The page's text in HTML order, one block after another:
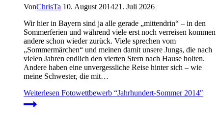
VonChrisTa 10. August 201421. Juli 2026
Wir hier in Bayern sind ja alle gerade „mittendrin“ – in den
Sommerferien und während viele erst noch verreisen kommen
andere schon wieder zurück. Viele sprechen vom
„Sommermärchen“ und meinen damit unsere Jungs, die nach
vielen Jahren endlich den vierten Stern nach Hause holten.
Andere haben eine unvergessliche Reise hinter sich – wie
meine Schwester, die mit…
Weiterlesen Fotowettbewerb “Jahrhundert-Sommer 2014″